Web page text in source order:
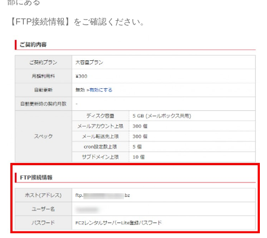
【FTP接続情報】をご確認ください。